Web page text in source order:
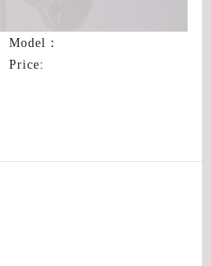
Model ：
Price: